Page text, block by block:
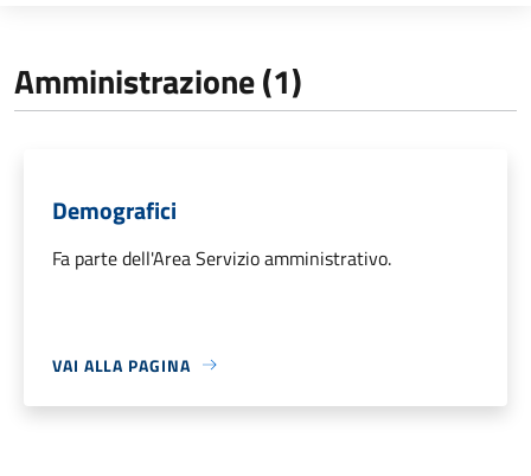
Amministrazione (1)
Demografici
Fa parte dell'Area Servizio amministrativo.
VAI ALLA PAGINA